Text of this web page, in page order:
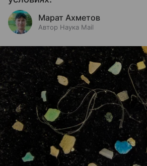
Марат Ахметов
Автор Наука Mail